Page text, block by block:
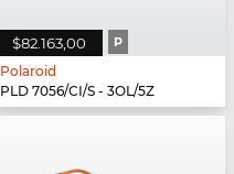
$82.163,00 P
Polaroid
PLD 7056/CI/S - 3OL/5Z